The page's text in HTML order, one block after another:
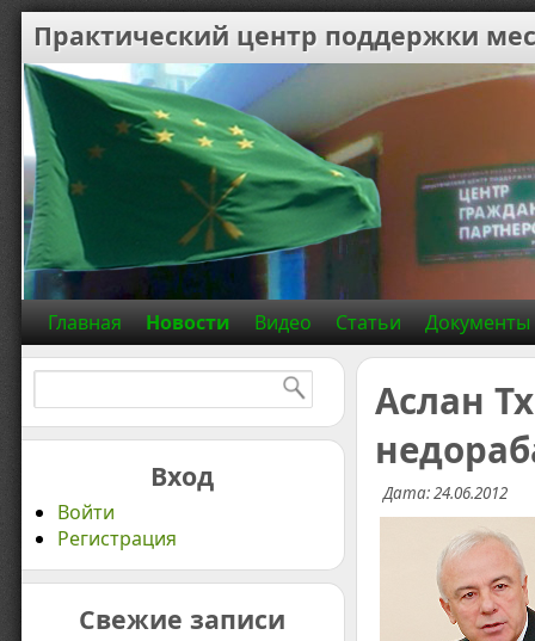
Практический центр поддержки
Главная Новости Видео Статьи Документы
Вход
Войти
Регистрация
Свежие записи
Аслан
Дата: 24.06.2012